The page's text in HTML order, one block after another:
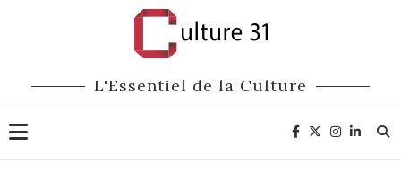
L'Essentiel de la Culture